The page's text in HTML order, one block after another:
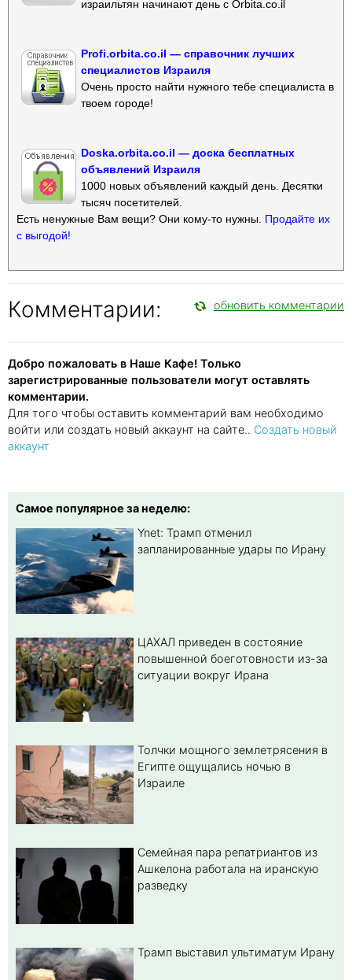
израильтян начинают день с Orbita.co.il
Profi.orbita.co.il — справочник лучших
специалистов Израиля
Очень просто найти нужного тебе специалиста в
твоем городе!
Doska.orbita.co.il — доска бесплатных
объявлений Израиля
1000 новых объявлений каждый день. Десятки
тысяч посетителей.
Есть ненужные Вам вещи? Они кому-то нужны. Продайте их
с выгодой!
Комментарии: обновить комментарии
Добро пожаловать в Наше Кафе! Только
зарегистрированные пользователи могут оставлять
комментарии.
Для того чтобы оставить комментарий вам необходимо
войти или создать новый аккаунт на сайте.. Создать новый
аккаунт
Самое популярное за неделю:
Ynet: Трамп отменил
запланированные удары по Ирану
ЦАХАЛ приведен в состояние
повышенной боеготовности из-за
ситуации вокруг Ирана
Толчки мощного землетрясения в
Египте ощущались ночью в
Израиле
Семейная пара репатриантов из
Ашкелона работала на иранскую
разведку
Трамп выставил ультиматум Ирану